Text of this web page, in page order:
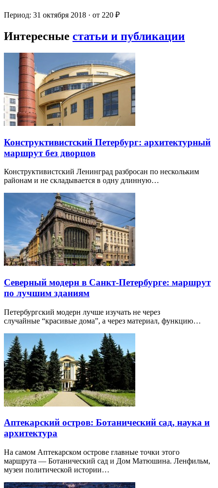
Период: 31 октября 2018 · от 220 ₽
Интересные статьи и публикации
Конструктивистский Петербург: архитектурный
маршрут без дворцов
Конструктивистский Ленинград разбросан по нескольким
районам и не складывается в одну длинную…
Северный модерн в Санкт-Петербурге: маршрут
по лучшим зданиям
Петербургский модерн лучше изучать не через
случайные “красивые дома”, а через материал, функцию…
Аптекарский остров: Ботанический сад, наука и
архитектура
На самом Аптекарском острове главные точки этого
маршрута — Ботанический сад и Дом Матюшина. Ленфильм,
музеи политической истории…